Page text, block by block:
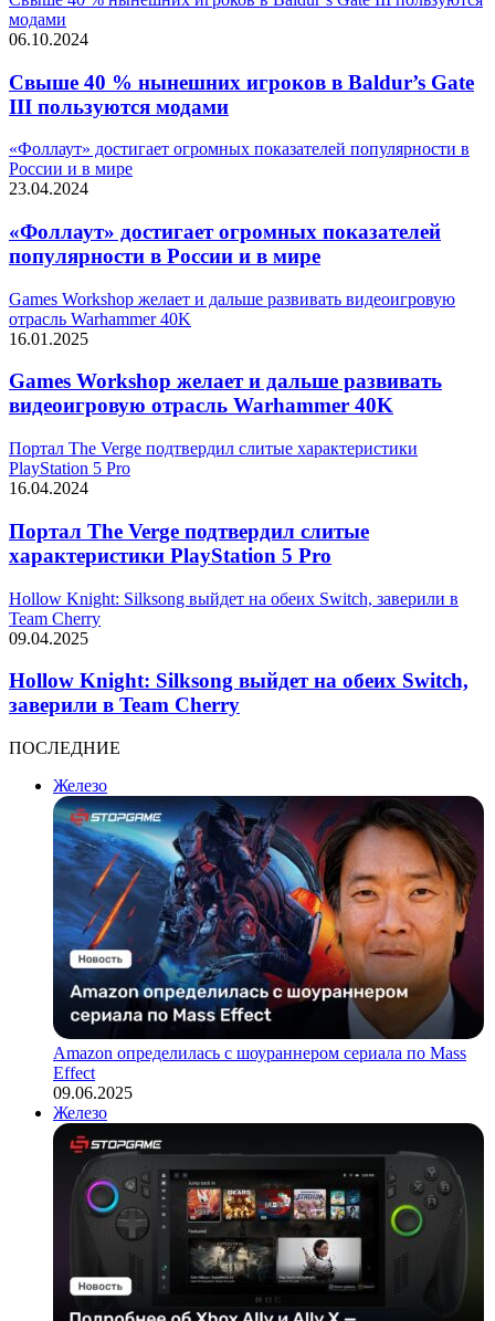
модами
06.10.2024
Свыше 40 % нынешних игроков в Baldur’s Gate
III пользуются модами
«Фоллаут» достигает огромных показателей популярности в
России и в мире
23.04.2024
«Фоллаут» достигает огромных показателей
популярности в России и в мире
Games Workshop желает и дальше развивать видеоигровую
отрасль Warhammer 40K
16.01.2025
Games Workshop желает и дальше развивать
видеоигровую отрасль Warhammer 40K
Портал The Verge подтвердил слитые характеристики
PlayStation 5 Pro
16.04.2024
Портал The Verge подтвердил слитые
характеристики PlayStation 5 Pro
Hollow Knight: Silksong выйдет на обеих Switch, заверили в
Team Cherry
09.04.2025
Hollow Knight: Silksong выйдет на обеих Switch,
заверили в Team Cherry
ПОСЛЕДНИЕ
Железо
Amazon определилась с шоураннером сериала по Mass
Effect
09.06.2025
Железо